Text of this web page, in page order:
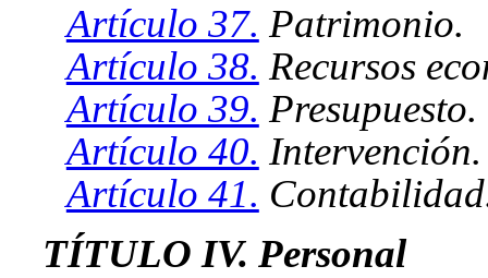
Artículo 37. Patrimonio.
Artículo 38. Recursos
Artículo 39. Presupuesto.
Artículo 40. Intervención.
Artículo 41.
TÍTULO IV. Personal